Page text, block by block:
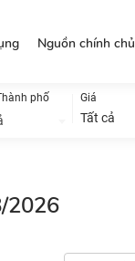
Nguồn chính chủ
phố Giá
Tất cả
2026